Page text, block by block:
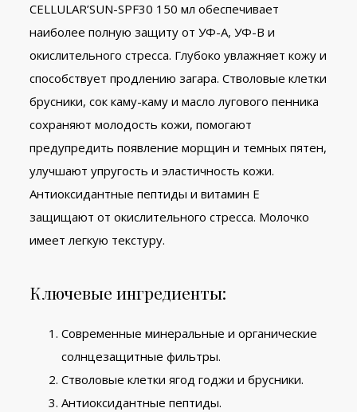
CELLULAR’SUN-SPF30 150 мл обеспечивает
наиболее полную защиту от УФ-А, УФ-В и
окислительного стресса. Глубоко увлажняет кожу и
способствует продлению загара. Стволовые клетки
брусники, сок каму-каму и масло лугового пенника
сохраняют молодость кожи, помогают
предупредить появление морщин и темных пятен,
улучшают упругость и эластичность кожи.
Антиоксидантные пептиды и витамин Е
защищают от окислительного стресса. Молочко
имеет легкую текстуру.
Ключевые ингредиенты:
Современные минеральные и органические
солнцезащитные фильтры.
Cтволовые клетки ягод годжи и брусники.
Антиоксидантные пептиды.